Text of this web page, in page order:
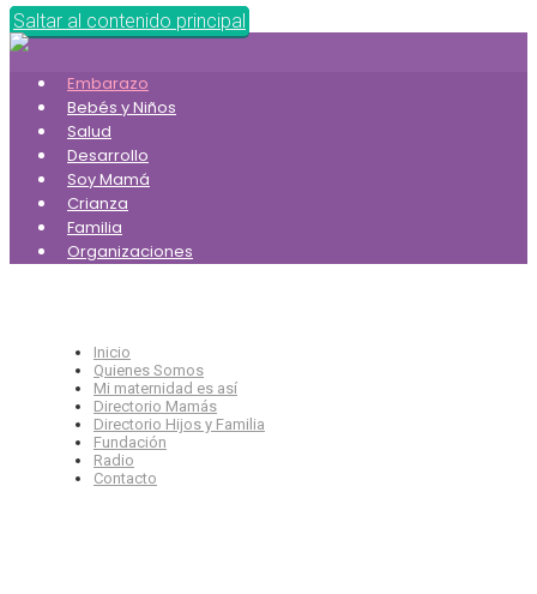
Saltar al contenido principal
Embarazo
Bebés y Niños
Salud
Desarrollo
Soy Mamá
Crianza
Familia
Organizaciones
Inicio
Quienes Somos
Mi maternidad es así
Directorio Mamás
Directorio Hijos y Familia
Fundación
Radio
Contacto